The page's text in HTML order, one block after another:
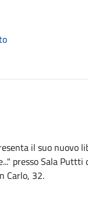
il suo nuovo
presso Sala Puttti
Carlo, 32.